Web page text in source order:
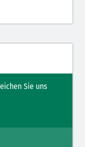
Sie uns